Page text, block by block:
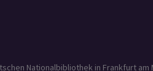
Nationalbibliothek in Frankfurt am